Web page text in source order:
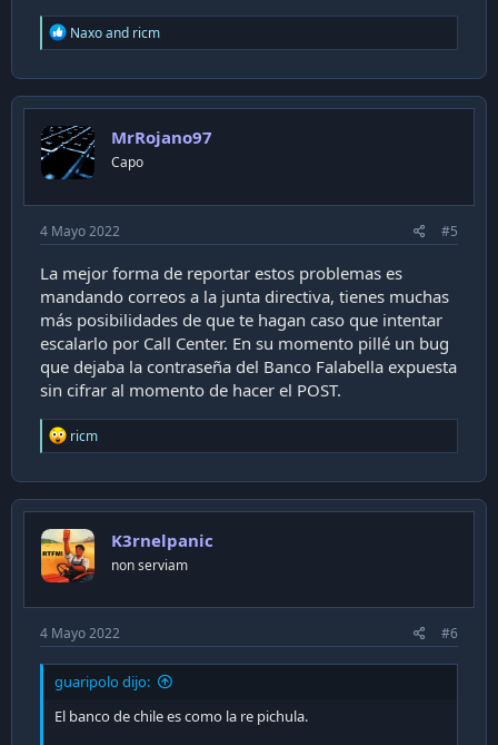
R
e
c
t
o
n
s
Naxoand ricm
MrRojano97
Capo
4 Mayo 2022 #5
La mejor forma de reportar estos problemas es
mandando correos a la junta directiva, tienes muchas
más posibilidades de que te hagan caso que intentar
escalarlo por Call Center. En su momento pillé un bug
que dejaba la contraseña del Banco Falabella expuesta
sin cifrar al momento de hacer el POST.
R
e
c
t
o
n
s
ricm
K3rnelpanic
non serviam
4 Mayo 2022 #6
guaripolo dijo:
El banco de chile es como la re pichula.